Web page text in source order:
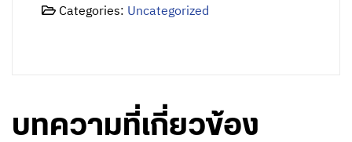
Categories: Uncategorized
บทความที่เกี่ยวข้อง